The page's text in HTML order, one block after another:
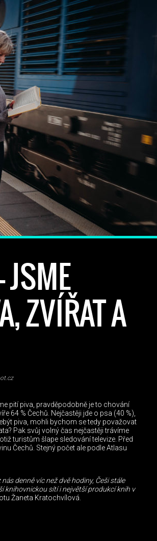
JSME
ZVÍŘAT A
pití piva, pravděpodobně je to chování
64 % Čechů. Nejčastěji jde o psa (40 %),
piva, mohli bychom se tedy považovat
Pak svůj volný čas nejčastěji trávíme
turistům šlape sledování televize. Před
Čechů. Stejný počet ale podle Atlasu
denně víc než dvě hodiny, Češi stále
knihovnickou sítí i největší produkcí knih v
Žaneta Kratochvílová.